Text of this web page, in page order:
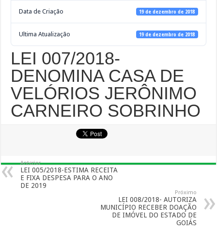
Data de Criação 19 de dezembro de 2018
Ultima Atualização 19 de dezembro de 2018
LEI 007/2018-
DENOMINA CASA DE
VELÓRIOS JERÔNIMO
CARNEIRO SOBRINHO
Anterior
LEI 005/2018-ESTIMA RECEITA
E FIXA DESPESA PARA O ANO
DE 2019
Próximo
LEI 008/2018- AUTORIZA
MUNICÍPIO RECEBER DOAÇÃO
DE IMÓVEL DO ESTADO DE
GOIÁS